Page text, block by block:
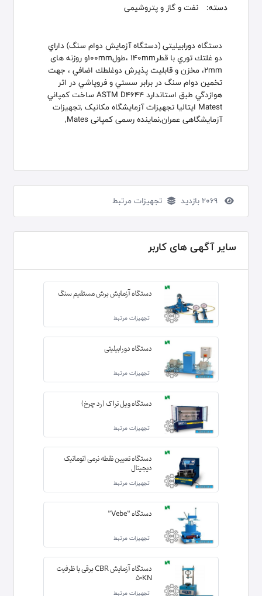
دسته:
نفت و گاز و پتروشیمی
دستگاه دورابیلیتی (دستگاه آزمايش دوام سنگ) داراي
دو غلتك توري با قطر140mm ،طول100mmو روزنه های
2mm، مخزن و قابليت پذيرش دوغلطك اضافي ، جهت
تخمين دوام سنگ در برابر سستي و فروپاشي در اثر
هوازدگي طبق استاندارد ASTM D4644 ساخت كمپاني
Matest ايتاليا تجهیزات آزمایشگاه مکانیک ,تجهیزات
آزمایشگاهی عمران,نماینده رسمی کمپانی Mates,
تجهیزات مرتبط
سایر آگهی های کاربر
دستگاه آزمایش برش مستقیم سنگ
تجهیزات مرتبط
دستگاه دورابیلیتی
تجهیزات مرتبط
دستگاه ویل تراک (رد چرخ)
تجهیزات مرتبط
دستگاه تعیین نقطه نرمی اتوماتیک
دیجیتال
تجهیزات مرتبط
دستگاه “Vebe”
تجهیزات مرتبط
دستگاه آزمایش CBR برقی با ظرفیت
50KN
تجهیزات مرتبط